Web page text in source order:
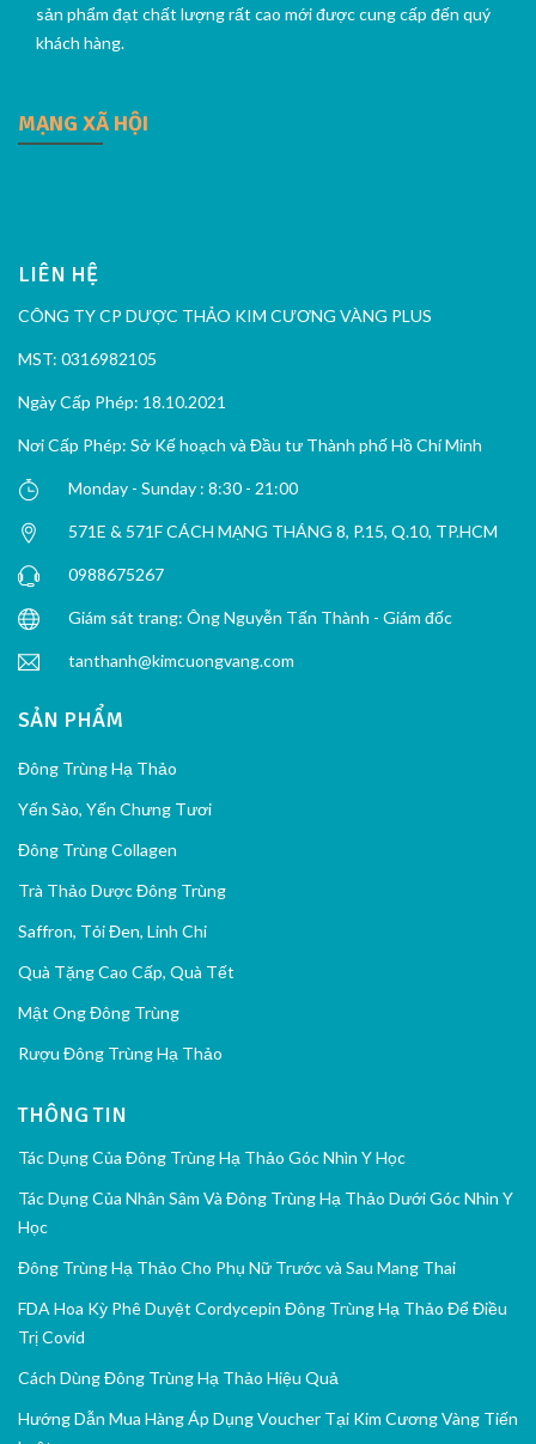
sản phẩm đạt chất lượng rất cao mới được cung cấp đến quý
khách hàng.
MẠNG XÃ HỘI
LIÊN HỆ
CÔNG TY CP DƯỢC THẢO KIM CƯƠNG VÀNG PLUS
MST: 0316982105
Ngày Cấp Phép: 18.10.2021
Nơi Cấp Phép: Sở Kế hoạch và Đầu tư Thành phố Hồ Chí Minh
Monday - Sunday : 8:30 - 21:00
571E & 571F CÁCH MẠNG THÁNG 8, P.15, Q.10, TP.HCM
0988675267
Giám sát trang: Ông Nguyễn Tấn Thành - Giám đốc
tanthanh@kimcuongvang.com
SẢN PHẨM
Đông Trùng Hạ Thảo
Yến Sào, Yến Chưng Tươi
Đông Trùng Collagen
Trà Thảo Dược Đông Trùng
Saffron, Tỏi Đen, Linh Chi
Quà Tặng Cao Cấp, Quà Tết
Mật Ong Đông Trùng
Rượu Đông Trùng Hạ Thảo
THÔNG TIN
Tác Dụng Của Đông Trùng Hạ Thảo Góc Nhìn Y Học
Tác Dụng Của Nhân Sâm Và Đông Trùng Hạ Thảo Dưới Góc Nhìn Y
Học
Đông Trùng Hạ Thảo Cho Phụ Nữ Trước và Sau Mang Thai
FDA Hoa Kỳ Phê Duyệt Cordycepin Đông Trùng Hạ Thảo Để Điều
Trị Covid
Cách Dùng Đông Trùng Hạ Thảo Hiệu Quả
Hướng Dẫn Mua Hàng Áp Dụng Voucher Tại Kim Cương Vàng Tiến